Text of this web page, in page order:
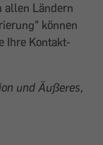
allen Ländern
können
Ihre Kontakt­
und Äußeres,